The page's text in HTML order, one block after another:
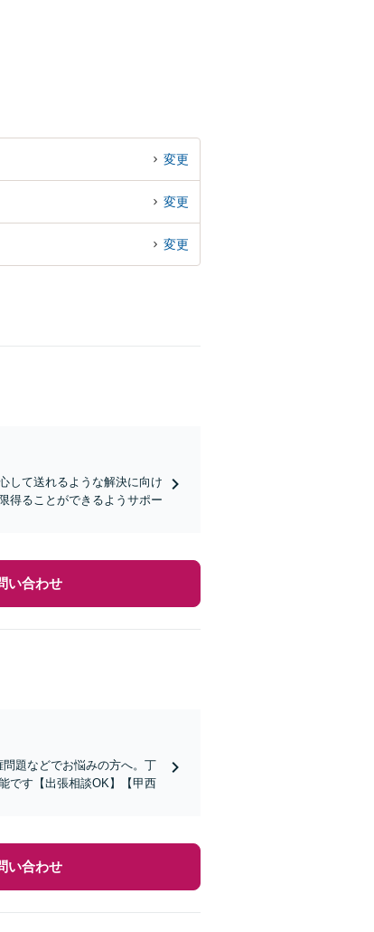
変更
変更
変更
して送れるような解決に向け
得ることができるようサポー
い合わせ
題などでお悩みの方へ。丁
です【出張相談OK】【甲西
い合わせ